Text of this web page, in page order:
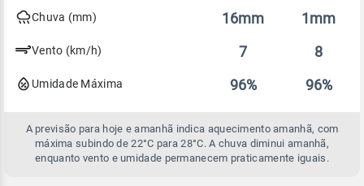
hoje Chuva (mm) 16mm 1mm
Vento (km/h) 7 8
Umidade Máxima 96% 96%
A previsão para hoje e amanhã indica aquecimento amanhã, com
máxima subindo de 22°C para 28°C. A chuva diminui amanhã,
enquanto vento e umidade permanecem praticamente iguais.